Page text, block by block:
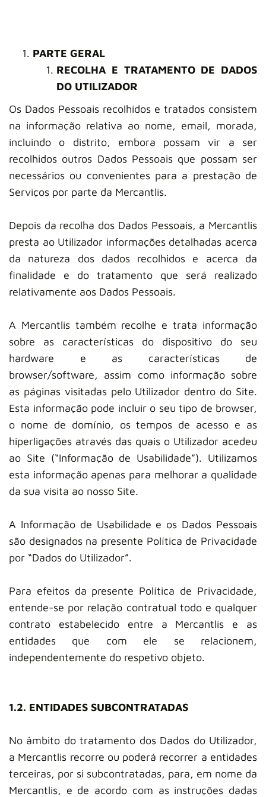
PARTE GERAL
RECOLHA E TRATAMENTO DE DADOS
DO UTILIZADOR
Os Dados Pessoais recolhidos e tratados consistem
na informação relativa ao nome, email, morada,
incluindo o distrito, embora possam vir a ser
recolhidos outros Dados Pessoais que possam ser
necessários ou convenientes para a prestação de
Serviços por parte da Mercantlis.
Depois da recolha dos Dados Pessoais, a Mercantlis
presta ao Utilizador informações detalhadas acerca
da natureza dos dados recolhidos e acerca da
finalidade e do tratamento que será realizado
relativamente aos Dados Pessoais.
A Mercantlis também recolhe e trata informação
sobre as características do dispositivo do seu
hardware e as características de
browser/software, assim como informação sobre
as páginas visitadas pelo Utilizador dentro do Site.
Esta informação pode incluir o seu tipo de browser,
o nome de domínio, os tempos de acesso e as
hiperligações através das quais o Utilizador acedeu
ao Site (“Informação de Usabilidade”). Utilizamos
esta informação apenas para melhorar a qualidade
da sua visita ao nosso Site.
A Informação de Usabilidade e os Dados Pessoais
são designados na presente Política de Privacidade
por “Dados do Utilizador”.
Para efeitos da presente Política de Privacidade,
entende-se por relação contratual todo e qualquer
contrato estabelecido entre a Mercantlis e as
entidades que com ele se relacionem,
independentemente do respetivo objeto.
1.2. ENTIDADES SUBCONTRATADAS
No âmbito do tratamento dos Dados do Utilizador,
a Mercantlis recorre ou poderá recorrer a entidades
terceiras, por si subcontratadas, para, em nome da
Mercantlis, e de acordo com as instruções dadas